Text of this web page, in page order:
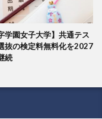
学園女子大学】共通テス
抜の検定料無料化を2027
続